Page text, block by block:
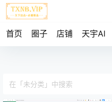
首页 圈子 店铺 天宇AI